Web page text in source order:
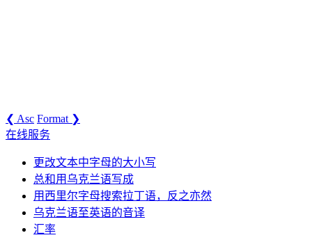
❮ Asc Format ❯
在线服务
更改文本中字母的大小写
总和用乌克兰语写成
用西里尔字母搜索拉丁语，反之亦然
乌克兰语至英语的音译
汇率